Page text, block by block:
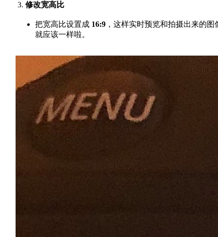
修改宽高比
把宽高比设置成 16:9 ，这样实时预览和拍摄出来的图
就应该一样啦。